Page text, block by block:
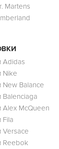
Martens
Adidas
Nike
Balance
McQueen
Fila
Versace
Reebok